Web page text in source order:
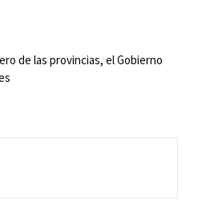
de las provincias, el Gobierno